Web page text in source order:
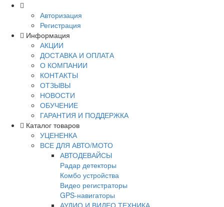
Авторизация
Регистрация
Информация
АКЦИИ
ДОСТАВКА И ОПЛАТА
О КОМПАНИИ
КОНТАКТЫ
ОТЗЫВЫ
НОВОСТИ
ОБУЧЕНИЕ
ГАРАНТИЯ И ПОДДЕРЖКА
Каталог товаров
УЦЕНЕНКА
ВСЕ ДЛЯ АВТО/МОТО
АВТОДЕВАЙСЫ
Радар детекторы
Комбо устройства
Видео регистраторы
GPS-навигаторы
АУДИО И ВИДЕО ТЕХНИКА